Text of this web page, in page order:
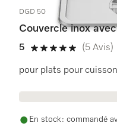
DGD 50
Couvercle inox
5
5 étoiles sur 5
(5 Avis)
pour plats pour
En stock : commandé